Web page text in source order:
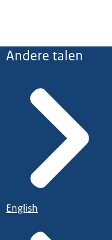
Andere talen
English